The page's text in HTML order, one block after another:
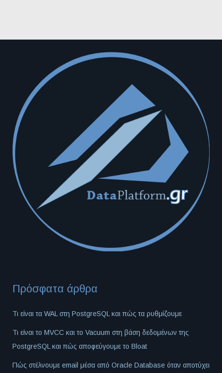
Πρόσφατα άρθρα
Τι είναι τα WAL στη PostgreSQL και πώς τα ρυθμίζουμε
Τι είναι το MVCC και το Vacuum στη βάση δεδομένων της
PostgreSQL και πώς αποφεύγουμε το Bloat
Πώς στέλνουμε email μέσα από Oracle Database όταν αποτύχει